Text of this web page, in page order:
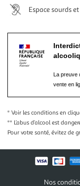
Espace sourds
La preuve
vente en
* Voir les conditions en
** L’abus d’alcool est
Pour votre santé, évitez de
Nos